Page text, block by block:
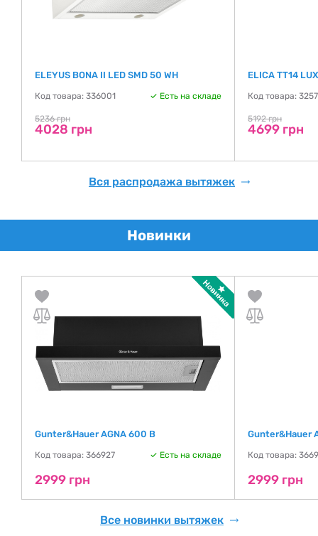
ELEYUS BONA II LED SMD 50 WH
Код товара: 336001 Есть на складе
5236 грн
4028 грн
ELICA TT14
Код товара:
5192 грн
4699 грн
Вся распродажа вытяжек
Новинки
Gunter&Hauer AGNA 600 B
Код товара: 366927 Есть на складе
2999 грн
Gunter&Hauer
Код товара:
2999 грн
Все новинки вытяжек